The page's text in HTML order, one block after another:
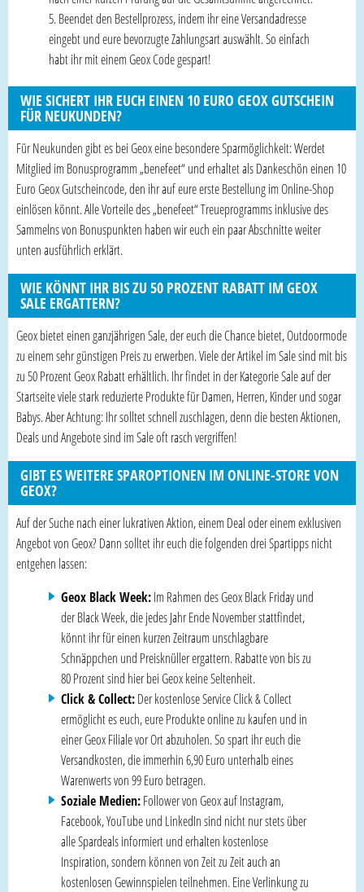
Beendet den Bestellprozess, indem ihr eine Versandadresse
eingebt und eure bevorzugte Zahlungsart auswählt. So einfach
habt ihr mit einem Geox Code gespart!
WIE SICHERT IHR EUCH EINEN 10 EURO GEOX GUTSCHEIN
FÜR NEUKUNDEN?
Für Neukunden gibt es bei Geox eine besondere Sparmöglichkeit: Werdet
Mitglied im Bonusprogramm „benefeet“ und erhaltet als Dankeschön einen 10
Euro Geox Gutscheincode, den ihr auf eure erste Bestellung im Online-Shop
einlösen könnt. Alle Vorteile des „benefeet“ Treueprogramms inklusive des
Sammelns von Bonuspunkten haben wir euch ein paar Abschnitte weiter
unten ausführlich erklärt.
WIE KÖNNT IHR BIS ZU 50 PROZENT RABATT IM GEOX
SALE ERGATTERN?
Geox bietet einen ganzjährigen Sale, der euch die Chance bietet, Outdoormode
zu einem sehr günstigen Preis zu erwerben. Viele der Artikel im Sale sind mit bis
zu 50 Prozent Geox Rabatt erhältlich. Ihr findet in der Kategorie Sale auf der
Startseite viele stark reduzierte Produkte für Damen, Herren, Kinder und sogar
Babys. Aber Achtung: Ihr solltet schnell zuschlagen, denn die besten Aktionen,
Deals und Angebote sind im Sale oft rasch vergriffen!
GIBT ES WEITERE SPAROPTIONEN IM ONLINE-STORE VON
GEOX?
Auf der Suche nach einer lukrativen Aktion, einem Deal oder einem exklusiven
Angebot von Geox? Dann solltet ihr euch die folgenden drei Spartipps nicht
entgehen lassen:
Geox Black Week:Im Rahmen des Geox Black Friday und
der Black Week, die jedes Jahr Ende November stattfindet,
könnt ihr für einen kurzen Zeitraum unschlagbare
Schnäppchen und Preisknüller ergattern. Rabatte von bis zu
80 Prozent sind hier bei Geox keine Seltenheit.
Click & Collect:Der kostenlose Service Click & Collect
ermöglicht es euch, eure Produkte online zu kaufen und in
einer Geox Filiale vor Ort abzuholen. So spart ihr euch die
Versandkosten, die immerhin 6,90 Euro unterhalb eines
Warenwerts von 99 Euro betragen.
Soziale Medien:Follower von Geox auf Instagram,
Facebook, YouTube und LinkedIn sind nicht nur stets über
alle Spardeals informiert und erhalten kostenlose
Inspiration, sondern können von Zeit zu Zeit auch an
kostenlosen Gewinnspielen teilnehmen. Eine Verlinkung zu